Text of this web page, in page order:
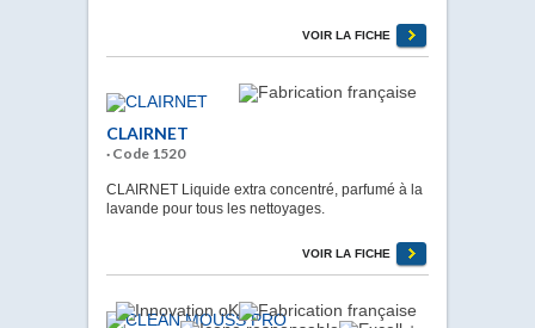
VOIR LA FICHE
CLAIRNET
· Code 1520
CLAIRNET Liquide extra concentré, parfumé à la
lavande pour tous les nettoyages.
VOIR LA FICHE